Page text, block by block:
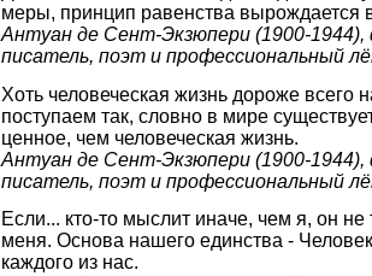
меры, принцип равенства вырождается
Антуан де Сент-Экзюпери (1900-1944),
писатель, поэт и профессиональный
Хоть человеческая жизнь дороже всего
поступаем так, словно в мире
ценное, чем человеческая жизнь.
Антуан де Сент-Экзюпери (1900-1944),
писатель, поэт и профессиональный
Если... кто-то мыслит иначе, чем я, он не
меня. Основа нашего единства -
каждого из нас.